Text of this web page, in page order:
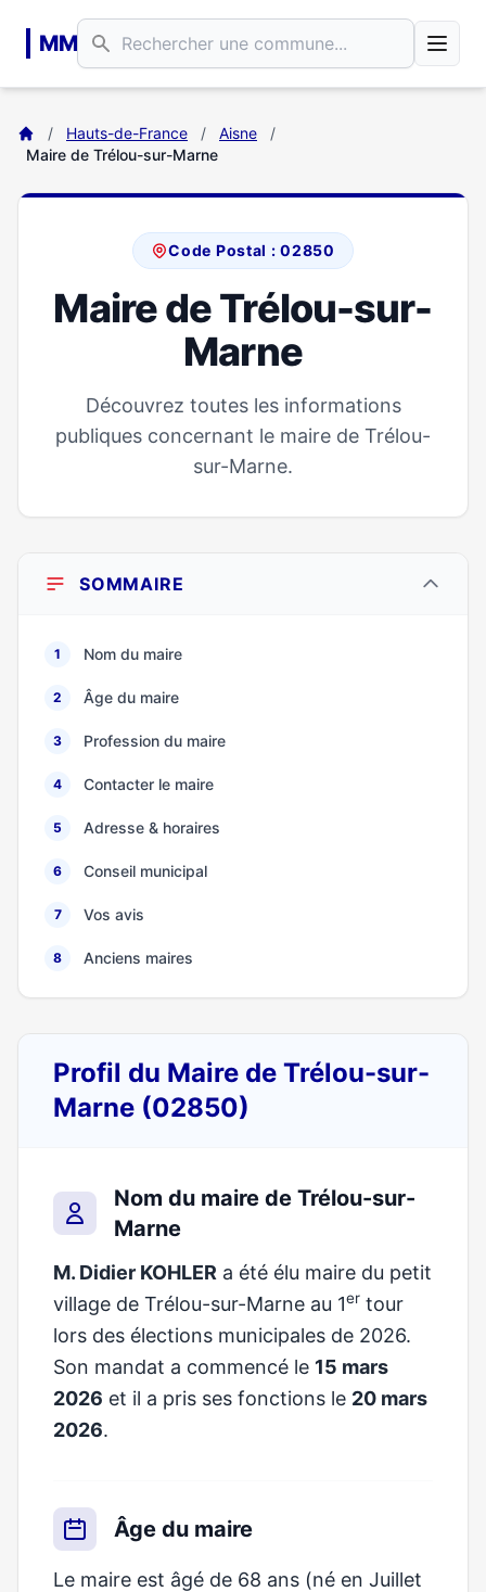
MM
/ Hauts-de-France / Aisne
/
Maire de Trélou-sur-Marne
Code Postal : 02850
Maire de Trélou-sur-
Marne
Découvrez toutes les informations
publiques concernant le maire de Trélou-
sur-Marne.
SOMMAIRE
1 Nom du maire
2 Âge du maire
3 Profession du maire
4 Contacter le maire
5 Adresse & horaires
6 Conseil municipal
7 Vos avis
8 Anciens maires
Profil du Maire de Trélou-sur-
Marne (02850)
Nom du maire de Trélou-sur-
Marne
M. Didier KOHLER a été élu maire du petit
village de Trélou-sur-Marne au 1er tour
lors des élections municipales de 2026.
Son mandat a commencé le 15 mars
2026 et il a pris ses fonctions le 20 mars
2026.
Âge du maire
Le maire est âgé de 68 ans (né en Juillet